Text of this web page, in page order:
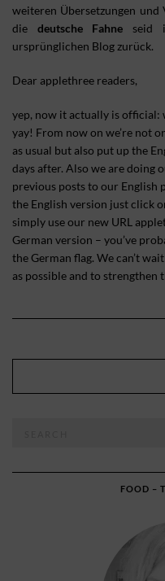
weiteren Übersetzungen
die deutsche Fahne seid
ursprünglichen Blog zurück.
Dear applethree readers,
yep, now it actually is official:
yay! From now on we’re not
as usual but also put up the
days after. Also we are doing
previous posts to our English
the English version just click
simply use our new URL
German version – you’ve
the German flag. We can’t
as possible and to
FOOD –